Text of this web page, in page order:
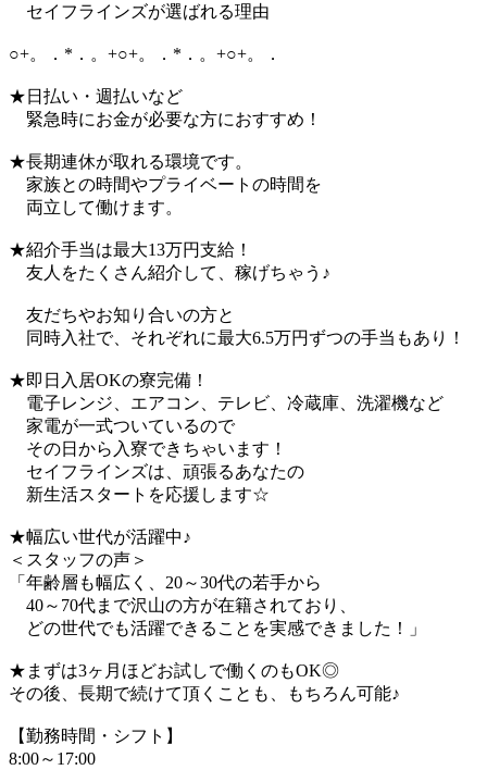
セイフラインズが選ばれる理由
○+。．*．。+○+。．*．。+○+。．
★日払い・週払いなど
緊急時にお金が必要な方におすすめ！
★長期連休が取れる環境です。
家族との時間やプライベートの時間を
両立して働けます。
★紹介手当は最大13万円支給！
友人をたくさん紹介して、稼げちゃう♪
友だちやお知り合いの方と
同時入社で、それぞれに最大6.5万円ずつの手当もあり！
★即日入居OKの寮完備！
電子レンジ、エアコン、テレビ、冷蔵庫、洗濯機など
家電が一式ついているので
その日から入寮できちゃいます！
セイフラインズは、頑張るあなたの
新生活スタートを応援します☆
★幅広い世代が活躍中♪
＜スタッフの声＞
「年齢層も幅広く、20～30代の若手から
40～70代まで沢山の方が在籍されており、
どの世代でも活躍できることを実感できました！」
★まずは3ヶ月ほどお試しで働くのもOK◎
その後、長期で続けて頂くことも、もちろん可能♪
【勤務時間・シフト】
8:00～17:00